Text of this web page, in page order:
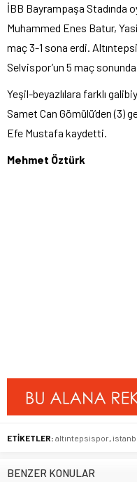
İBB Bayrampaşa Stadında
Muhammed Enes Batur,
maç 3-1 sona erdi.
Selvispor’un 5 maç
Yeşil-beyazlılara farklı
Samet Can Gömülü’den (3)
Efe Mustafa kaydetti.
Mehmet Öztürk
ETİKETLER: altıntepsispor
BENZER KONULAR